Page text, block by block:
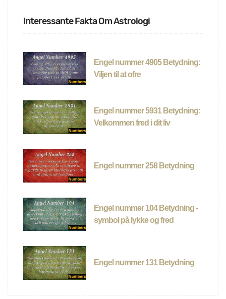
Interessante Fakta Om Astrologi
Engel nummer 4905 Betydning:
Viljen til at ofre
Engel nummer 5931 Betydning:
Velkommen fred i dit liv
Engel nummer 258 Betydning
Engel nummer 104 Betydning -
symbol på lykke og fred
Engel nummer 131 Betydning